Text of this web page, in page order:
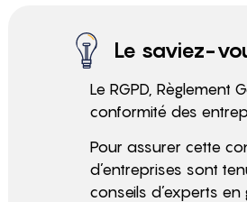
Le saviez-
Le RGPD,
conformité des
Pour assurer cette
d’entreprises sont
conseils d’experts